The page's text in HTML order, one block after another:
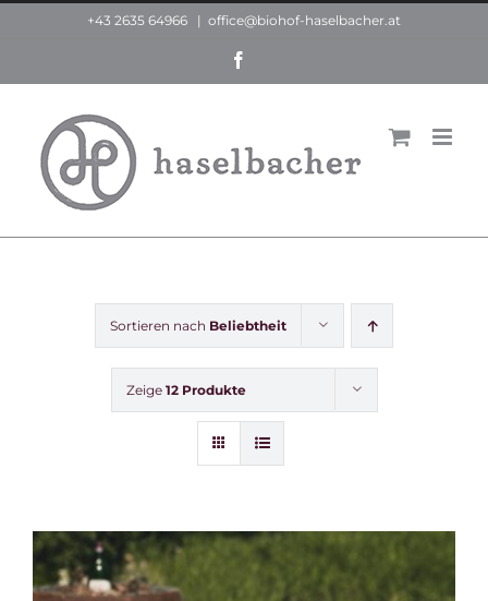
+43 2635 64966 | office@biohof-haselbacher.at
Sortieren nach Beliebtheit
Zeige 12 Produkte